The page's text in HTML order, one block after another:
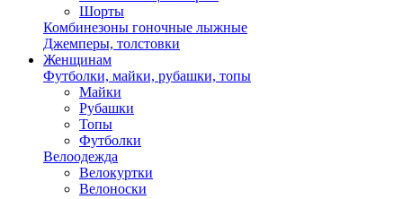
Шорты
Комбинезоны гоночные лыжные
Джемперы, толстовки
Женщинам
Футболки, майки, рубашки, топы
Майки
Рубашки
Топы
Футболки
Велоодежда
Велокуртки
Велоноски